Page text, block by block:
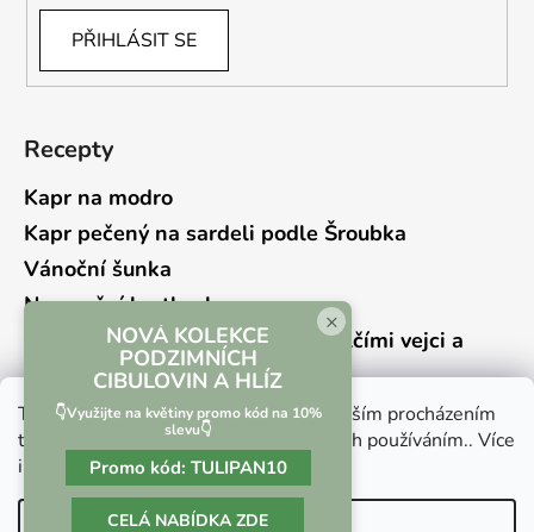
Tento web používá soubory cookie. Dalším procházením
tohoto webu vyjadřujete souhlas s jejich používáním.. Více
informacízde.
PŘIHLÁSIT SE
Recepty
Kapr na modro
Kapr pečený na sardeli podle Šroubka
Vánoční šunka
Novoroční hrstkovka
Lehký bramborový salát s křepelčími vejci a
kyselou okurkou
Vrácení zboží a reklamace Kontaktní formulář
×
NOVÁ KOLEKCE
PODZIMNÍCH
CIBULOVIN A HLÍZ
👇Využijte na květiny promo kód na 10%
slevu👇
Promo kód: TULIPAN10
CELÁ NABÍDKA ZDE